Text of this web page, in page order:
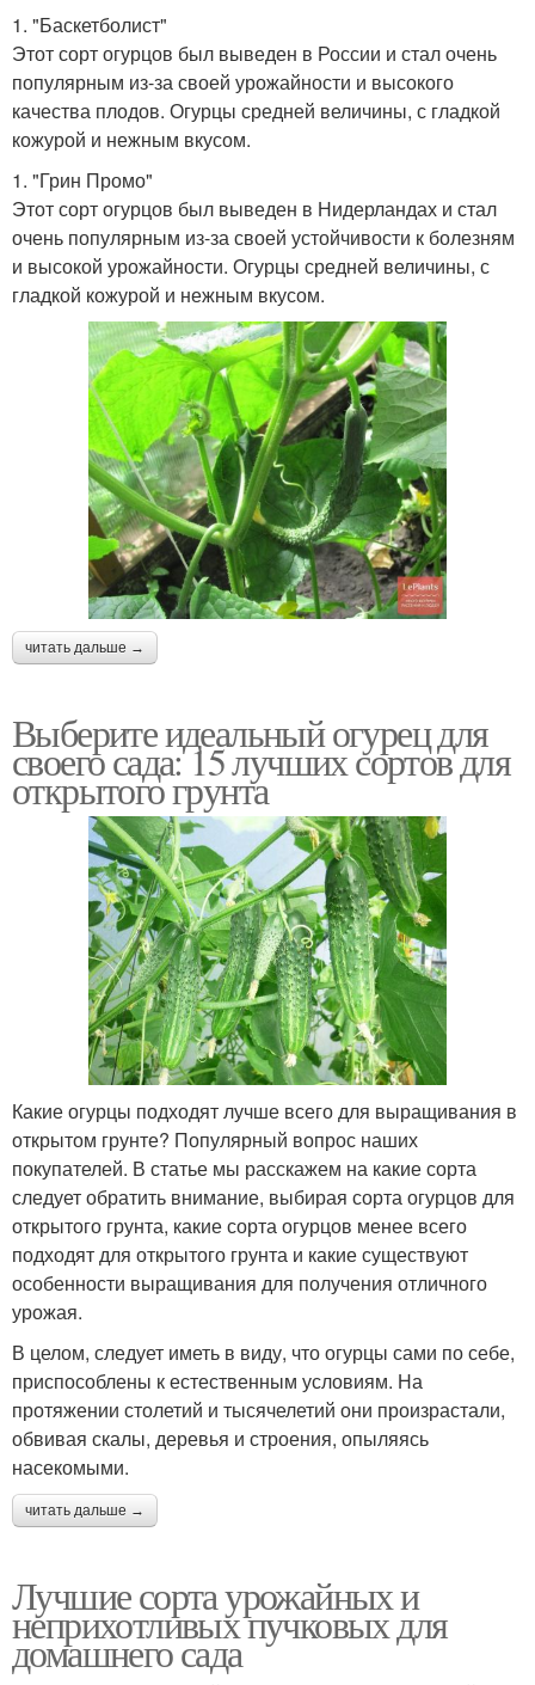
1. "Баскетболист"
Этот сорт огурцов был выведен в России и стал очень
популярным из-за своей урожайности и высокого
качества плодов. Огурцы средней величины, с гладкой
кожурой и нежным вкусом.
1. "Грин Промо"
Этот сорт огурцов был выведен в Нидерландах и стал
очень популярным из-за своей устойчивости к болезням
и высокой урожайности. Огурцы средней величины, с
гладкой кожурой и нежным вкусом.
читать дальше →
Выберите идеальный огурец для
своего сада: 15 лучших сортов для
открытого грунта
Какие огурцы подходят лучше всего для выращивания в
открытом грунте? Популярный вопрос наших
покупателей. В статье мы расскажем на какие сорта
следует обратить внимание, выбирая сорта огурцов для
открытого грунта, какие сорта огурцов менее всего
подходят для открытого грунта и какие существуют
особенности выращивания для получения отличного
урожая.
В целом, следует иметь в виду, что огурцы сами по себе,
приспособлены к естественным условиям. На
протяжении столетий и тысячелетий они произрастали,
обвивая скалы, деревья и строения, опыляясь
насекомыми.
читать дальше →
Лучшие сорта урожайных и
неприхотливых пучковых для
домашнего сада